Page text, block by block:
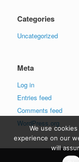
Categories
Uncategorized
Meta
Log in
Entries feed
Comments feed
WordPress.org
We use
experience on our
will